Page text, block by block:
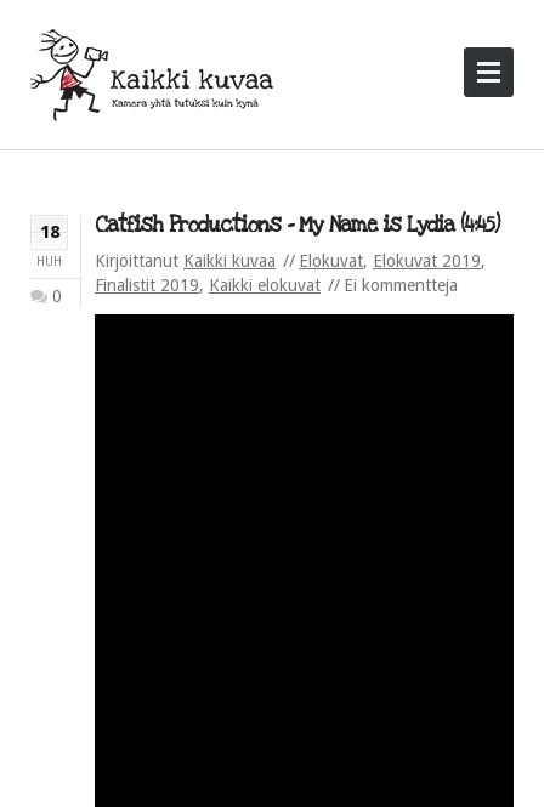
18
HUH
0
Catfish Productions – My Name is Lydia (4:45)
Kirjoittanut Kaikki kuvaa Elokuvat, Elokuvat 2019,
Finalistit 2019, Kaikki elokuvat Ei kommentteja